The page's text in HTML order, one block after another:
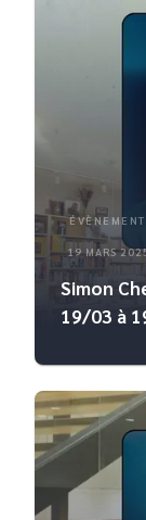
ÉVÈNEMENT
19 MARS
Simon
19/03 à